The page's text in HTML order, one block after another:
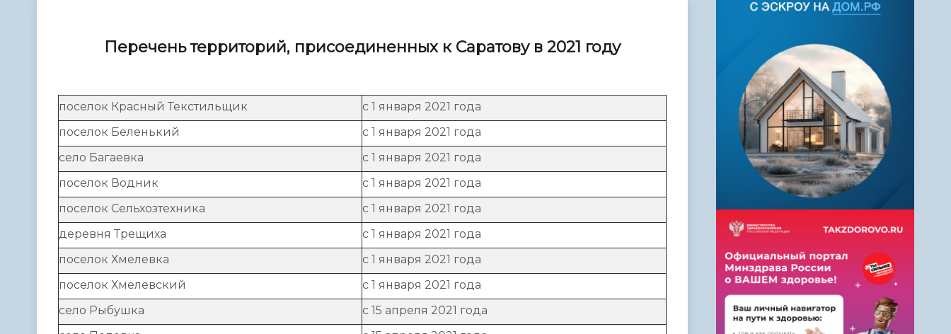
Переченьтерриторий, присоединенных к Саратову в 2021 году
поселок Красный Текстильщик
с 1 января 2021 года
поселок Беленький
с 1 января 2021 года
село Багаевка
с 1 января 2021 года
поселок Водник
с 1 января 2021 года
поселок Сельхозтехника
с 1 января 2021 года
деревня Трещиха
с 1 января 2021 года
поселок Хмелевка
с 1 января 2021 года
поселок Хмелевский
с 1 января 2021 года
село Рыбушка
с 15 апреля 2021 года